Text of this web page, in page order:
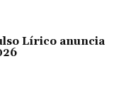
Lírico anuncia